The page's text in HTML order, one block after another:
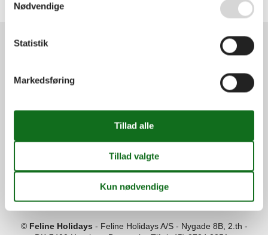
Thüringer Wald
Om os
© Feline Holidays - Feline Holidays A/S- Nygade 8B, 2.th -
Nødvendige
Statistik
Markedsføring